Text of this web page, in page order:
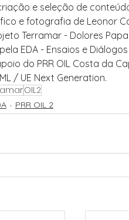
e seleção de
e fotografia de Leonor
Terramar - Dolores
EDA - Ensaios e
do PRR OIL Costa da
/ UE Next Generation.
OIL2
PRR OIL 2